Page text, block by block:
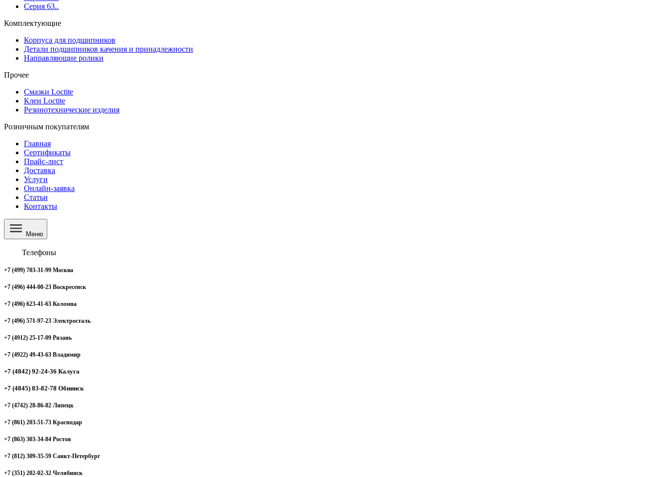
Серия 63..
Комплектующие
Корпуса для подшипников
Детали подшипников качения и принадлежности
Направляющие ролики
Прочее
Смазки Loctite
Клеи Loctite
Резинотехнические изделия
Розничным покупателям
Главная
Сертификаты
Прайс-лист
Доставка
Услуги
Онлайн-заявка
Статьи
Контакты
Меню
Телефоны
+7 (499) 703-31-99 Москва
+7 (496) 444-00-23 Воскресенск
+7 (496) 623-41-63 Коломна
+7 (496) 571-97-23 Электросталь
+7 (4912) 25-17-09 Рязань
+7 (4922) 49-43-63 Владимир
+7 (4842) 92-24-36 Калуга
+7 (4845) 83-82-78 Обнинск
+7 (4742) 28-86-82 Липецк
+7 (861) 203-51-73 Краснодар
+7 (863) 303-34-84 Ростов
+7 (812) 309-35-59 Санкт-Петербург
+7 (351) 202-02-32 Челябинск